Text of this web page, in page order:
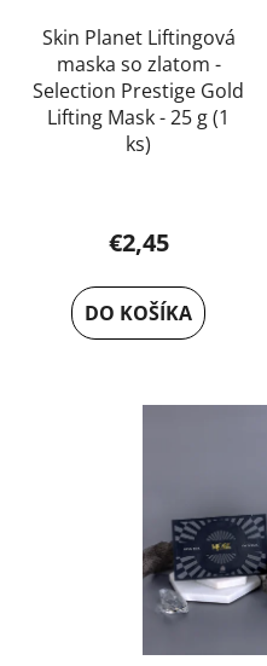
Skin Planet Liftingová
maska so zlatom -
Selection Prestige Gold
Lifting Mask - 25 g (1
ks)
produktu
je
5,0
€2,45
DO KOŠÍKA